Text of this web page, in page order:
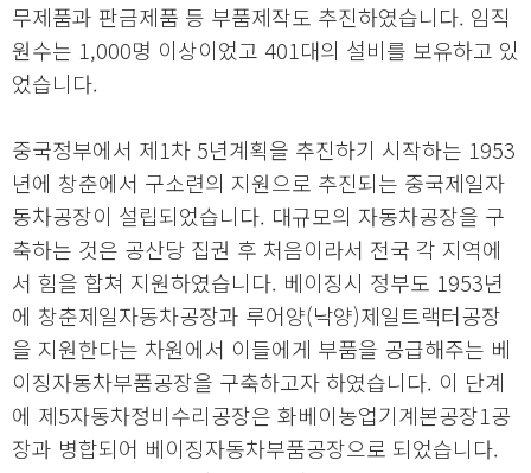
무제품과 판금제품 등 부품제작도 추진하였습니다. 임직
원수는 1,000명 이상이었고 401대의 설비를 보유하고 있
었습니다.
중국정부에서 제1차 5년계획을 추진하기 시작하는 1953
년에 창춘에서 구소련의 지원으로 추진되는 중국제일자
동차공장이 설립되었습니다. 대규모의 자동차공장을 구
축하는 것은 공산당 집권 후 처음이라서 전국 각 지역에
서 힘을 합쳐 지원하였습니다. 베이징시 정부도 1953년
에 창춘제일자동차공장과 루어양(낙양)제일트랙터공장
을 지원한다는 차원에서 이들에게 부품을 공급해주는 베
이징자동차부품공장을 구축하고자 하였습니다. 이 단계
에 제5자동차정비수리공장은 화베이농업기계본공장1공
장과 병합되어 베이징자동차부품공장으로 되었습니다.